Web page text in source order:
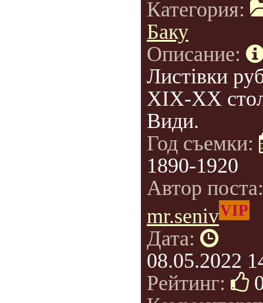
Категория:
Баку
Описание:
Листівки
XIX-XX
Види.
Год съемки:
1890-1920
Автор
mr.senivVIP
Дата:
08.05.2022
Рейтинг: